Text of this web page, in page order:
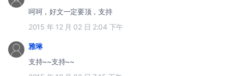
呵呵，好文一定要顶，支持
2015 年 12 月 02 日 2:04 下午
雅琳
支持~~支持~~